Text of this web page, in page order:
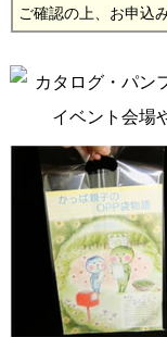
ご確認の上、お申込